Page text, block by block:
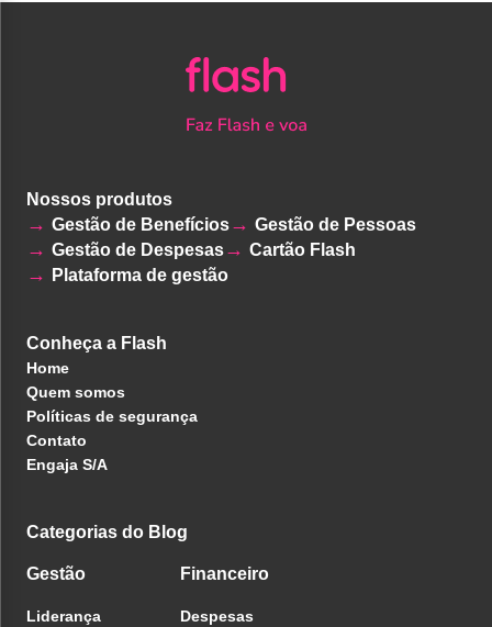
Nossos produtos
Gestão de Benefícios
Gestão de Pessoas
Gestão de Despesas
Cartão Flash
Plataforma de gestão
Conheça a Flash
Home
Quem somos
Políticas de segurança
Contato
Engaja S/A
Categorias do Blog
Gestão
Liderança
Financeiro
Despesas